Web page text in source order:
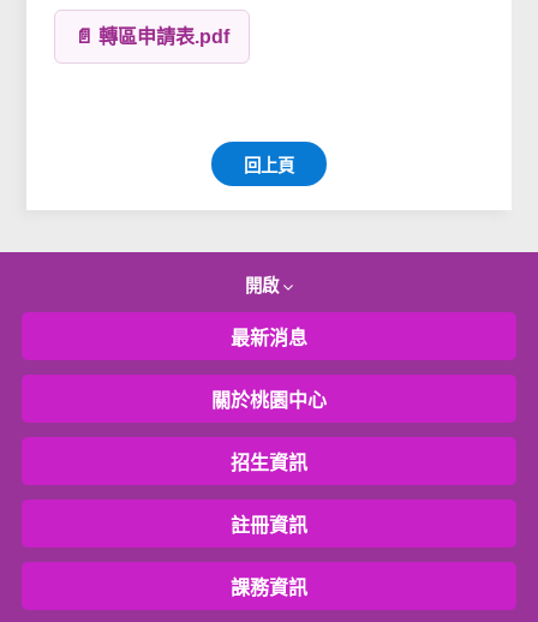
📄 轉區申請表.pdf
回上頁
開啟
最新消息
關於桃園中心
招生資訊
註冊資訊
課務資訊